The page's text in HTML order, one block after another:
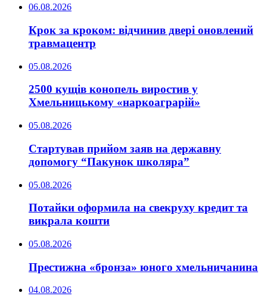
06.08.2026
Крок за кроком: відчинив двері оновлений
травмацентр
05.08.2026
2500 кущів конопель виростив у
Хмельницькому «наркоаграрій»
05.08.2026
Стартував прийом заяв на державну
допомогу “Пакунок школяра”
05.08.2026
Потайки оформила на свекруху кредит та
викрала кошти
05.08.2026
Престижна «бронза» юного хмельничанина
04.08.2026